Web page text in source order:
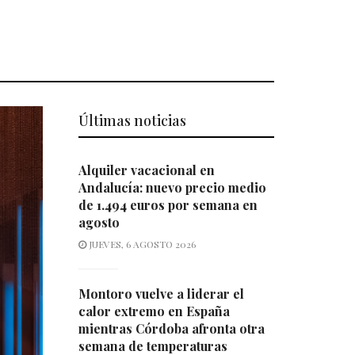
Últimas noticias
Alquiler vacacional en
Andalucía: nuevo precio medio
de 1.494 euros por semana en
agosto
JUEVES, 6 AGOSTO 2026
Montoro vuelve a liderar el
calor extremo en España
mientras Córdoba afronta otra
semana de temperaturas